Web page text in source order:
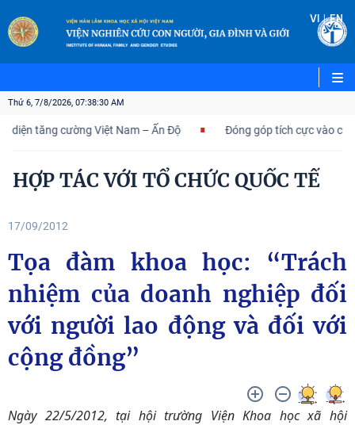
VI |EN
Thứ 6, 7/8/2026, 07:38:31 AM
tăng cường Việt Nam – Ấn Độ Đóng góp tích cực vào củng
HỢP TÁC VỚI TỔ CHỨC QUỐC TẾ
17/09/2012
Tọa đàm khoa học: “Trách
nhiệm của doanh nghiệp đối
với người lao động và đối với
cộng đồng”
Ngày 22/5/2012, tại hội trường Viện Khoa học xã hội